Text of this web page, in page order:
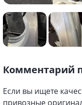
Комментарий
Если вы ищете
привозные